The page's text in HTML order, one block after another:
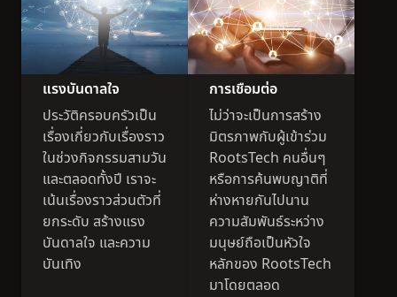
แรงบันดาลใจ
ประวัติครอบครัวเป็น
เรื่องเกี่ยวกับเรื่องราว
ในช่วงกิจกรรมสามวัน
และตลอดทั้งปี เราจะ
เน้นเรื่องราวส่วนตัวที่
ยกระดับ สร้างแรง
บันดาลใจ และความ
บันเทิง
การเชื่อมต่อ
ไม่ว่าจะเป็นการสร้าง
มิตรภาพกับผู้เข้าร่วม
RootsTech คนอื่นๆ
หรือการค้นพบญาติที่
ห่างหายกันไปนาน
ความสัมพันธ์ระหว่าง
มนุษย์ถือเป็นหัวใจ
หลักของ RootsTech
มาโดยตลอด